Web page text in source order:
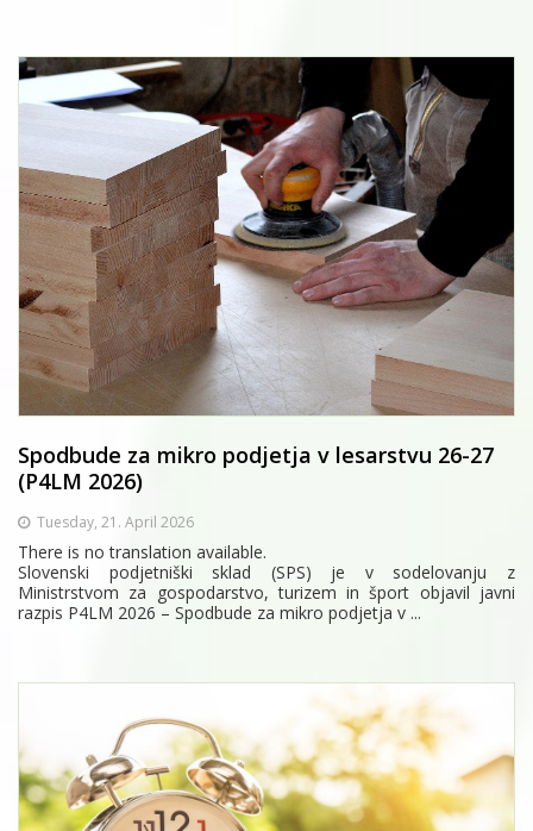
Spodbude za mikro podjetja v lesarstvu 26-27
(P4LM 2026)
Tuesday, 21. April 2026
There is no translation available.
Slovenski podjetniški sklad (SPS) je v sodelovanju z
Ministrstvom za gospodarstvo, turizem in šport objavil javni
razpis P4LM 2026 – Spodbude za mikro podjetja v ...